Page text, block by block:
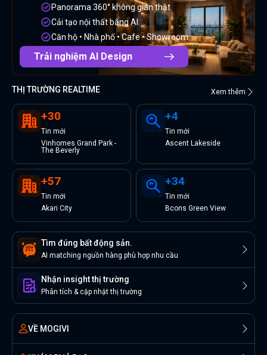
Panorama 360° không gian thật
Cải tạo nội thất bằng AI
Căn hộ • Nhà phố • Cafe • Showroom
Trải nghiệm AI Design
THỊ TRƯỜNG REALTIME Xem thêm
+30
Tin mới
Vinhomes Grand Park -
The Beverly
+4
Tin mới
Ascent Lakeside
+57
Tin mới
Akari City
+34
Tin mới
Bcons Green View
Tìm đúng bất động sản.
AI matching nguồn hàng phù hợp nhu cầu
Nhận insight thị trường
Phân tích & cập nhật thị trường
VỀ MOGIVI